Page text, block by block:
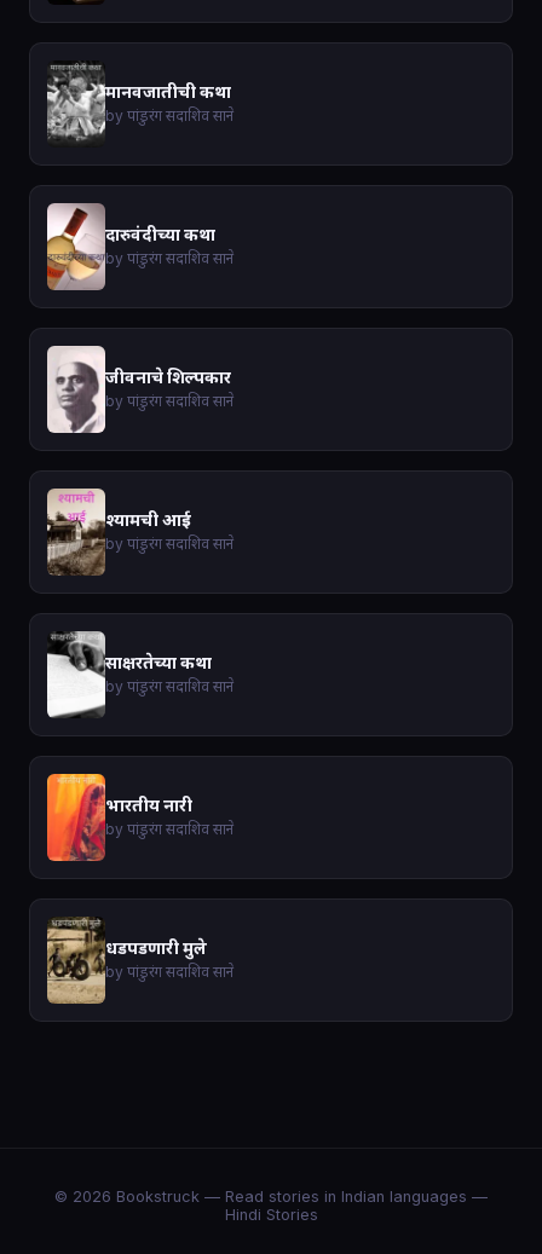
मानवजातीची कथा
by पांडुरंग सदाशिव साने
दारुवंदीच्या कथा
by पांडुरंग सदाशिव साने
जीवनाचे शिल्पकार
by पांडुरंग सदाशिव साने
श्यामची आई
by पांडुरंग सदाशिव साने
साक्षरतेच्या कथा
by पांडुरंग सदाशिव साने
भारतीय नारी
by पांडुरंग सदाशिव साने
धडपडणारी मुले
by पांडुरंग सदाशिव साने
© 2026 Bookstruck — Read stories in Indian languages —
Hindi Stories